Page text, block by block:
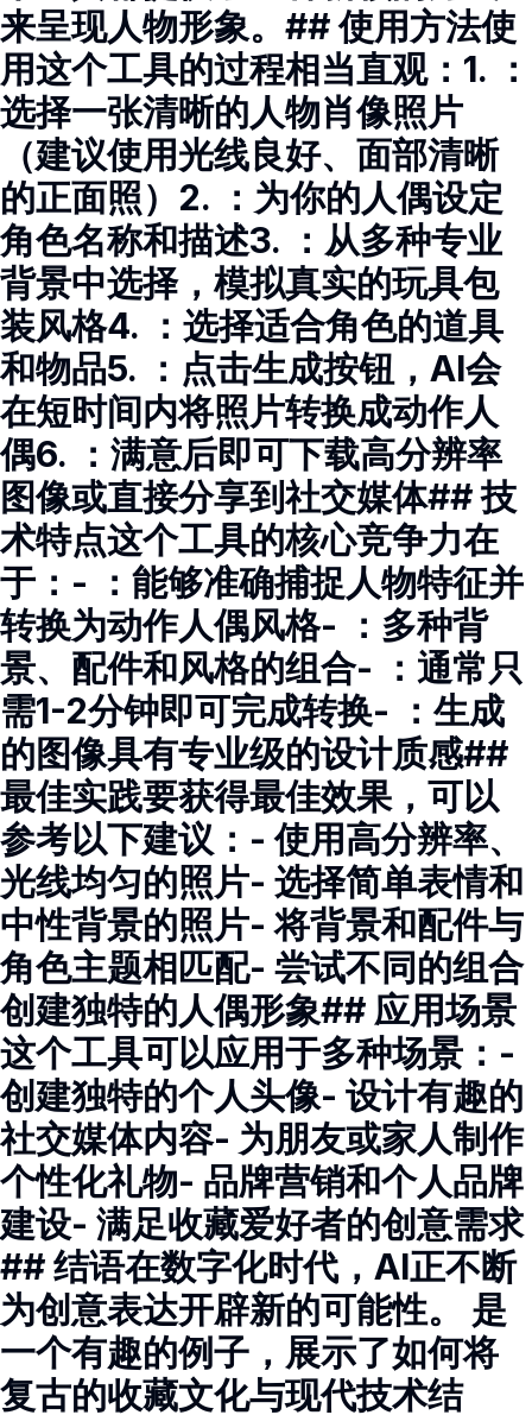
来呈现人物形象。## 使用方法使
用这个工具的过程相当直观：1. ：
选择一张清晰的人物肖像照片
（建议使用光线良好、面部清晰
的正面照）2. ：为你的人偶设定
角色名称和描述3. ：从多种专业
背景中选择，模拟真实的玩具包
装风格4. ：选择适合角色的道具
和物品5. ：点击生成按钮，AI会
在短时间内将照片转换成动作人
偶6. ：满意后即可下载高分辨率
图像或直接分享到社交媒体## 技
术特点这个工具的核心竞争力在
于：- ：能够准确捕捉人物特征并
转换为动作人偶风格- ：多种背
景、配件和风格的组合- ：通常只
需1-2分钟即可完成转换- ：生成
的图像具有专业级的设计质感##
最佳实践要获得最佳效果，可以
参考以下建议：- 使用高分辨率、
光线均匀的照片- 选择简单表情和
中性背景的照片- 将背景和配件与
角色主题相匹配- 尝试不同的组合
创建独特的人偶形象## 应用场景
这个工具可以应用于多种场景：-
创建独特的个人头像- 设计有趣的
社交媒体内容- 为朋友或家人制作
个性化礼物- 品牌营销和个人品牌
建设- 满足收藏爱好者的创意需求
## 结语在数字化时代，AI正不断
为创意表达开辟新的可能性。 是
一个有趣的例子，展示了如何将
复古的收藏文化与现代技术结